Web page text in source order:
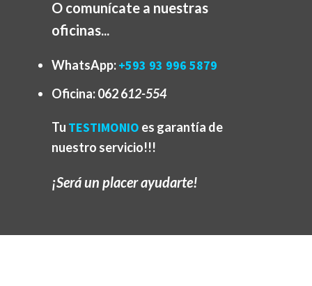
O comunícate a nuestras
oficinas...
WhatsApp:+593 93 996 5879
Oficina:062 612-554
Tu TESTIMONIO es garantía de
nuestro servicio!!!
¡Será un placer ayudarte!